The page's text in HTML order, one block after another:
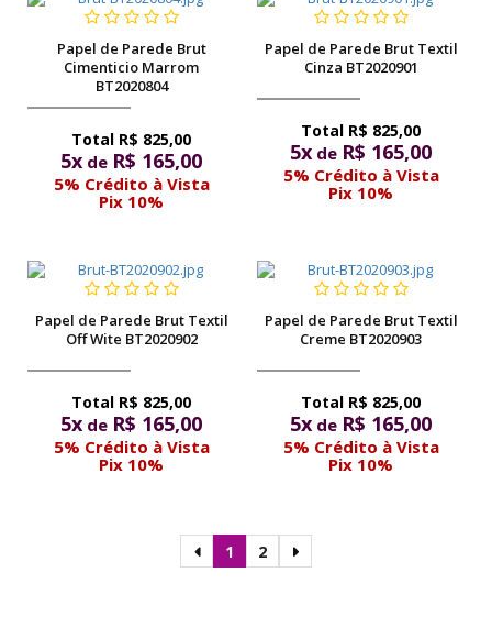
Papel de Parede Brut
Cimenticio Marrom
BT2020804
R$ 825,00
5x de R$ 165,00
5% Crédito à Vista
Pix 10%
Papel de Parede Brut Textil
Cinza BT2020901
R$ 825,00
5x de R$ 165,00
5% Crédito à Vista
Pix 10%
Papel de Parede Brut Textil
Off Wite BT2020902
R$ 825,00
5x de R$ 165,00
5% Crédito à Vista
Pix 10%
Papel de Parede Brut Textil
Creme BT2020903
R$ 825,00
5x de R$ 165,00
5% Crédito à Vista
Pix 10%
1 2